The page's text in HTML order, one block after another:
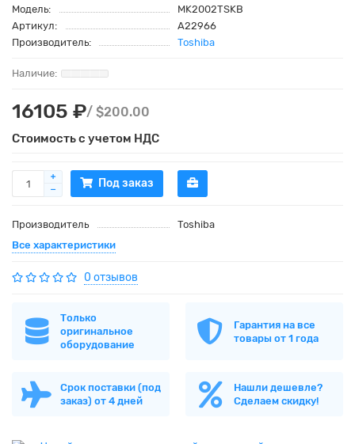
Модель:
MK2002TSKB
Артикул:
A22966
Производитель:
Toshiba
16105 ₽/ $200.00
Стоимость с учетом НДС
Под заказ
Производитель
Toshiba
Все характеристики
0 отзывов
Только
оригинальное
оборудование
Гарантия на все
товары от 1 года
Срок поставки (под
заказ) от 4 дней
Нашли дешевле?
Сделаем скидку!